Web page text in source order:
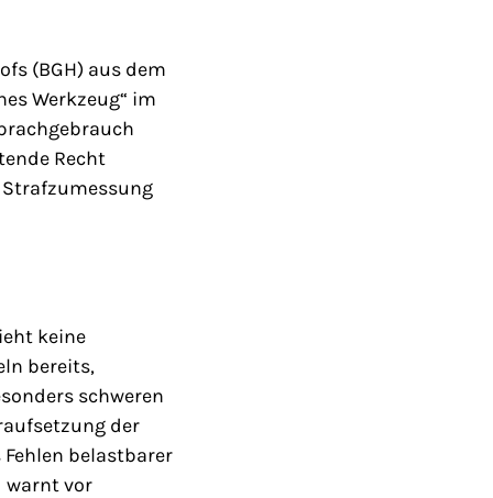
(BGH) aus dem
Werkzeug“ im
Recht
keine
bereits,
schweren
der
belastbarer
warnt vor